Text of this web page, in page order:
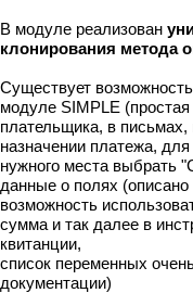
В модуле реализован
клонирования метода
Существует
модуле SIMPLE (простая
плательщика, в
назначении платежа,
нужного места выбрать
данные о полях
возможность
сумма и так далее в
квитанции,
список переменных
документации)